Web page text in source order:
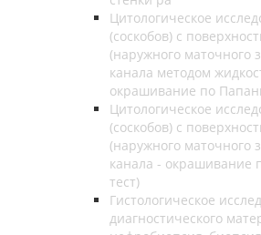
Цитологическое
(соскобов) с
(наружного маточного
канала методом
окрашивание по
Цитологическое
(соскобов) с
(наружного маточного
канала - окрашивание
тест)
Гистологическое
диагностического